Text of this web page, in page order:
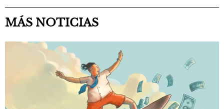
MÁS NOTICIAS